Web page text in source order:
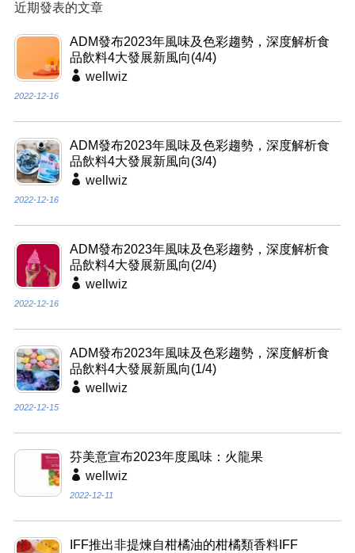
近期發表的文章
ADM發布2023年風味及色彩趨勢，深度解析食
品飲料4大發展新風向(4/4)
wellwiz
2022-12-16
ADM發布2023年風味及色彩趨勢，深度解析食
品飲料4大發展新風向(3/4)
wellwiz
2022-12-16
ADM發布2023年風味及色彩趨勢，深度解析食
品飲料4大發展新風向(2/4)
wellwiz
2022-12-16
ADM發布2023年風味及色彩趨勢，深度解析食
品飲料4大發展新風向(1/4)
wellwiz
2022-12-15
芬美意宣布2023年度風味：火龍果
wellwiz
2022-12-11
IFF推出非提煉自柑橘油的柑橘類香料IFF